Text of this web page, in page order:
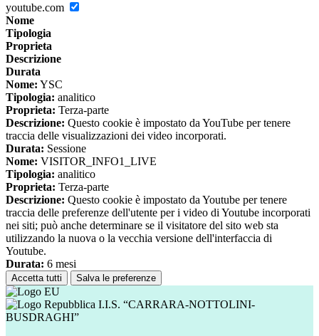
youtube.com
Nome
Tipologia
Proprieta
Descrizione
Durata
Nome: YSC
Tipologia: analitico
Proprieta: Terza-parte
Descrizione: Questo cookie è impostato da YouTube per tenere
traccia delle visualizzazioni dei video incorporati.
Durata: Sessione
Nome: VISITOR_INFO1_LIVE
Tipologia: analitico
Proprieta: Terza-parte
Descrizione: Questo cookie è impostato da Youtube per tenere
traccia delle preferenze dell'utente per i video di Youtube incorporati
nei siti; può anche determinare se il visitatore del sito web sta
utilizzando la nuova o la vecchia versione dell'interfaccia di
Youtube.
Durata: 6 mesi
Accetta tutti Salva le preferenze
I.I.S. “CARRARA-NOTTOLINI-
BUSDRAGHI”